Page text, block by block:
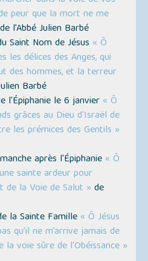
peur que la mort ne me
de l’Abbé Julien Barbé
Saint Nom de Jésus « Ô
les délices des Anges, qui
des hommes, et la terreur
Barbé
l'Épiphanie le 6 janvier « Ô
grâces au Dieu d'Israël de
les prémices des Gentils »
après l'Épiphanie « Ô
sainte ardeur pour
la Voie de Salut » de
la Sainte Famille « Ô Jésus
qu’il ne m’arrive jamais de
voie sûre de l'Obéissance »